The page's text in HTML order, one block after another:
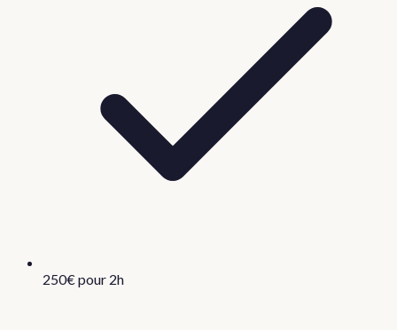
250€ pour 2h